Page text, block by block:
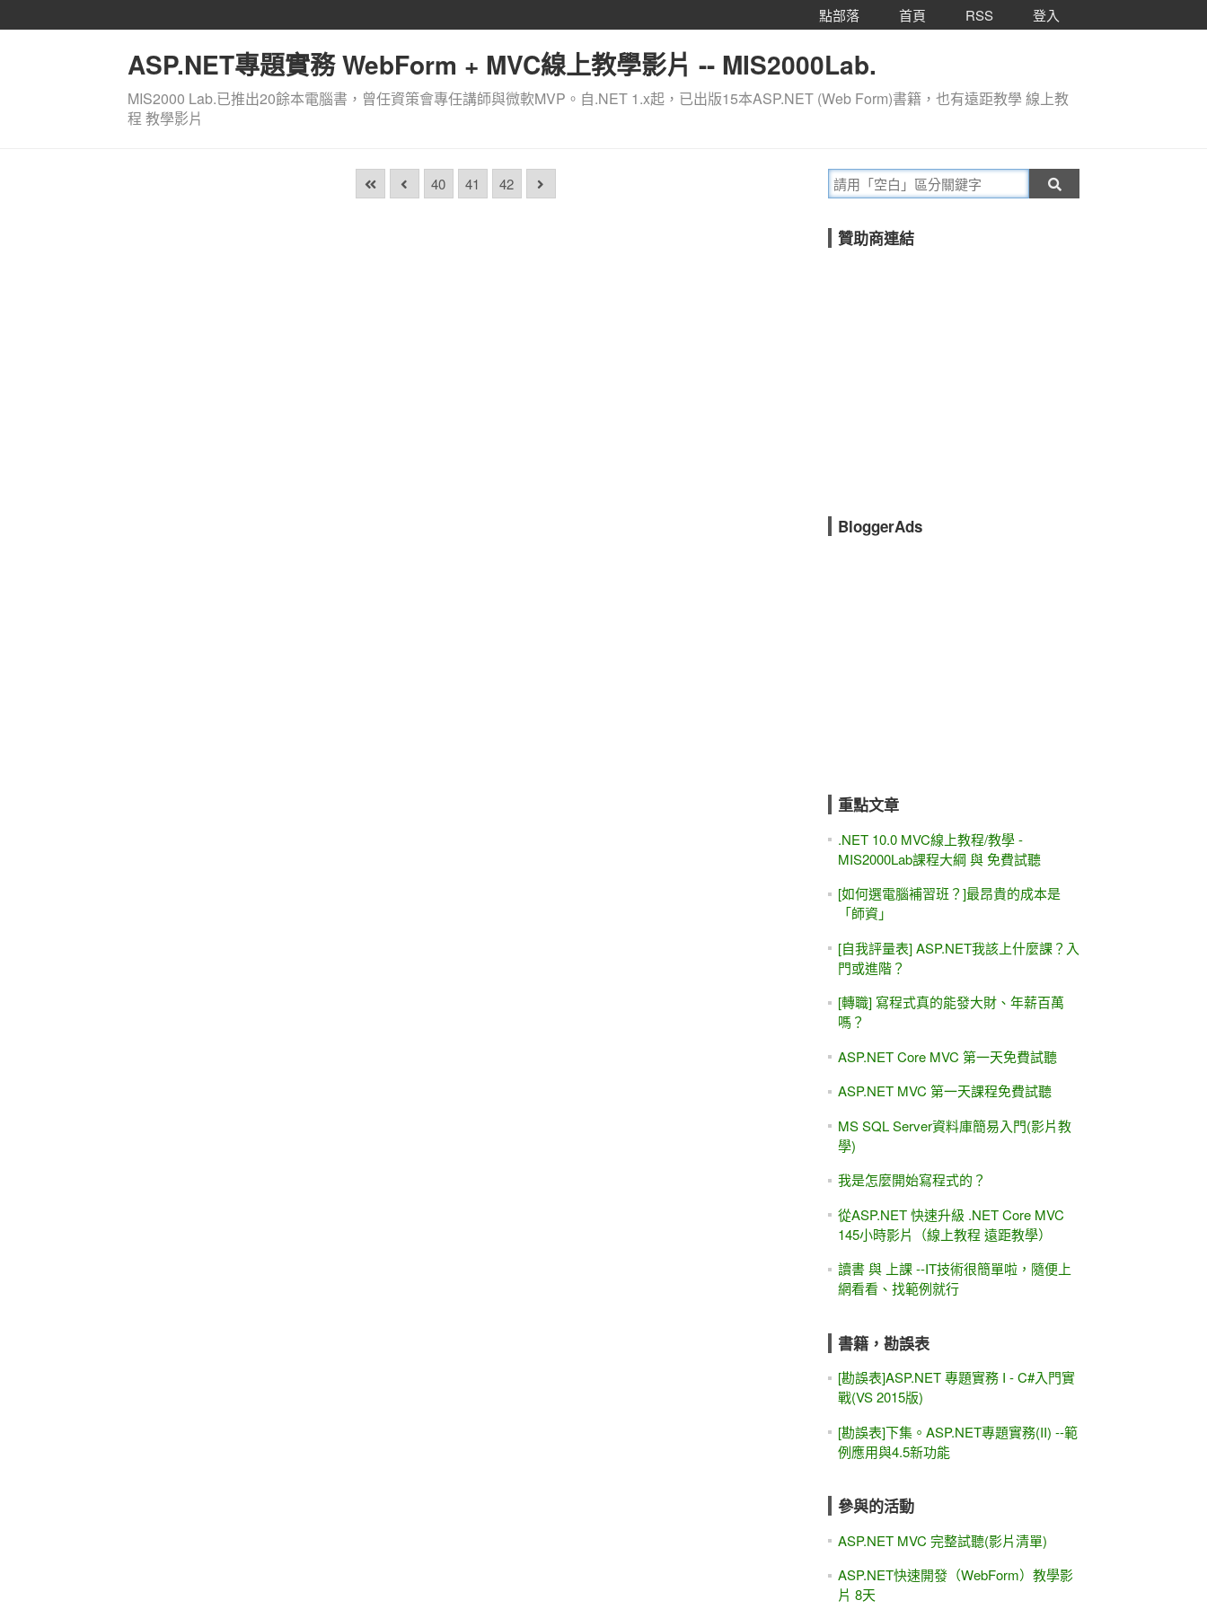
點部落 首頁 RSS 登入
ASP.NET專題實務 WebForm + MVC線上教學影片 -- MIS2000Lab.
MIS2000 Lab.已推出20餘本電腦書，曾任資策會專任講師與微軟MVP。自.NET 1.x起，已出版15本ASP.NET (Web Form)書籍，也有遠距教學 線上教
程 教學影片
40 41 42
贊助商連結
BloggerAds
重點文章
.NET 10.0 MVC線上教程/教學 -
MIS2000Lab課程大綱 與 免費試聽
[如何選電腦補習班？]最昂貴的成本是
「師資」
[自我評量表] ASP.NET我該上什麼課？入
門或進階？
[轉職] 寫程式真的能發大財、年薪百萬
嗎？
ASP.NET Core MVC 第一天免費試聽
ASP.NET MVC 第一天課程免費試聽
MS SQL Server資料庫簡易入門(影片教
學)
我是怎麼開始寫程式的？
從ASP.NET 快速升級 .NET Core MVC
145小時影片（線上教程 遠距教學）
讀書 與 上課 --IT技術很簡單啦，隨便上
網看看、找範例就行
書籍，勘誤表
[勘誤表]ASP.NET 專題實務 I - C#入門實
戰(VS 2015版)
[勘誤表]下集。ASP.NET專題實務(II) --範
例應用與4.5新功能
參與的活動
ASP.NET MVC 完整試聽(影片清單)
ASP.NET快速開發（WebForm）教學影
片 8天